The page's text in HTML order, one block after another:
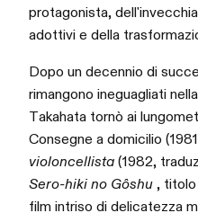
protagonista,
adottivi e della
Dopo un decennio di
rimangono ineguagliati
Takahata tornò ai
Consegne a domicilio
violoncellista (1982,
Sero-hiki no Gôshu ,
film intriso di delicatezza